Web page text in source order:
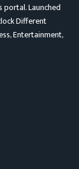
portal. Launched
Different
Entertainment,